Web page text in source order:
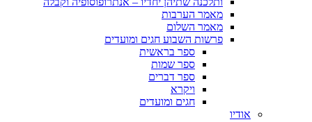
מאמר הערבות
מאמר השלום
פרשות השבוע חגים ומועדים
ספר בראשית
ספר שמות
ספר דברים
ויקרא
חגים ומועדים
אודיו